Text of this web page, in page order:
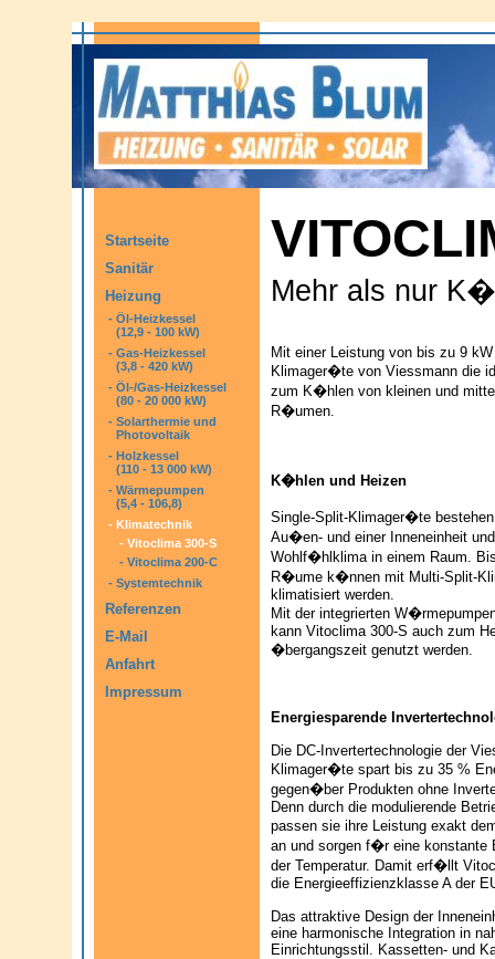
Startseite
Sanitär
Heizung
- Öl-Heizkessel
(12,9 - 100 kW)
- Gas-Heizkessel
(3,8 - 420 kW)
- Öl-/Gas-Heizkessel
(80 - 20 000 kW)
- Solarthermie und
Photovoltaik
- Holzkessel
(110 - 13 000 kW)
- Wärmepumpen
(5,4 - 106,8)
- Klimatechnik
- Vitoclima 300-S
- Vitoclima 200-C
- Systemtechnik
Referenzen
E-Mail
Anfahrt
Impressum
Mehr als nur
Mit einer Leistung von bis zu 9
Klimager�te von Viessmann die
zum K�hlen von kleinen und
R�umen.
K�hlen und Heizen
Single-Split-Klimager�te
Au�en- und einer Inneneinheit
Wohlf�hlklima in einem Raum.
R�ume k�nnen mit Multi-Split-
klimatisiert werden.
Mit der integrierten
kann Vitoclima 300-S auch zum
�bergangszeit genutzt werden.
Energiesparende
Die DC-Invertertechnologie der
Klimager�te spart bis zu 35 %
gegen�ber Produkten ohne
Denn durch die modulierende
passen sie ihre Leistung exakt
an und sorgen f�r eine konstante
der Temperatur. Damit erf�llt
die Energieeffizienzklasse A der
Das attraktive Design der
eine harmonische Integration in
Einrichtungsstil. Kassetten- und